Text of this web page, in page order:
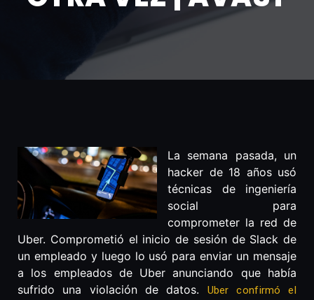
La semana pasada, un
hacker de 18 años usó
técnicas de ingeniería
social para
comprometer la red de
Uber. Comprometió el inicio de sesión de Slack de
un empleado y luego lo usó para enviar un mensaje
a los empleados de Uber anunciando que había
sufrido una violación de datos. Uber confirmó el